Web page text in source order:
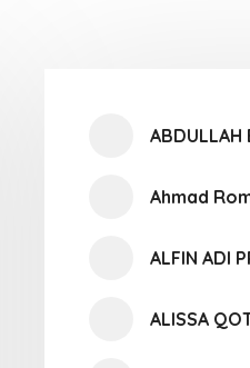
ABDULLAH
Ahmad
ALFIN ADI
ALISSA